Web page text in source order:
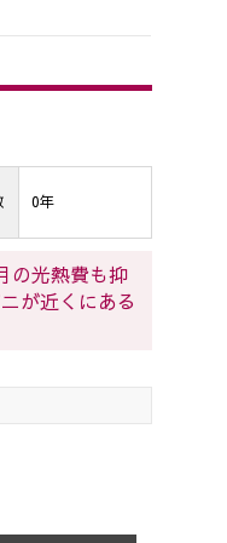
0年
の光熱費も抑
が近くにある